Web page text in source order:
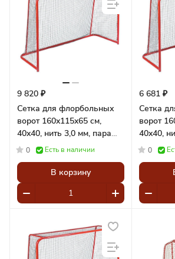
9 820 ₽
Сетка для флорбольных
ворот 160x115x65 cм,
40x40, нить 3,0 мм, пара
Pioner A15363
0 Есть в наличии
В корзину
6 681 ₽
Сетка
ворот
40x40,
Pioner
0